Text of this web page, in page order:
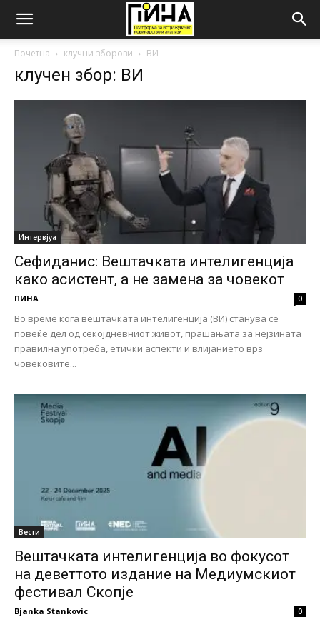
Почетна клучни зборови ВИ
клучен збор: ВИ
Интервјуа
Сефиданис: Вештачката интелигенција
како асистент, а не замена за човекот
ПИНА 0
Во време кога вештачката интелигенција (ВИ) станува се
повеќе дел од секојдневниот живот, прашањата за нејзината
правилна употреба, етички аспекти и влијанието врз
човековите...
Вести
Вештачката интелигенција во фокусот
на деветтото издание на Медиумскиот
фестивал Скопје
Bjanka Stankovic 0